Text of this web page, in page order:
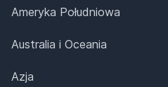
Ameryka Południowa
Australia i Oceania
Azja